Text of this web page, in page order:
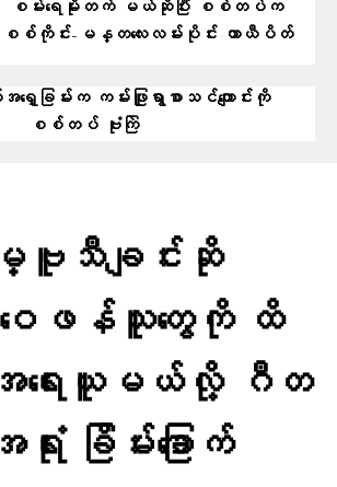
စမ်းရေမိုးတက် မယ်ဆိုပြီး စစ်တပ်က
စစ်ကိုင်း-မန္တလေးလမ်းပိုင်း ယာယီပိတ်
ြမ်းက ကမ်းဖြူရွာစာသင်ကျောင်းကို
စစ်တပ် ဗုံးကြဲ
ဗူသီချင်းဆို
ေဖန်သူတွေကို ထိ
အရေးယူမယ်လို့ ဂီတ
ခြိမ်းခြောက်